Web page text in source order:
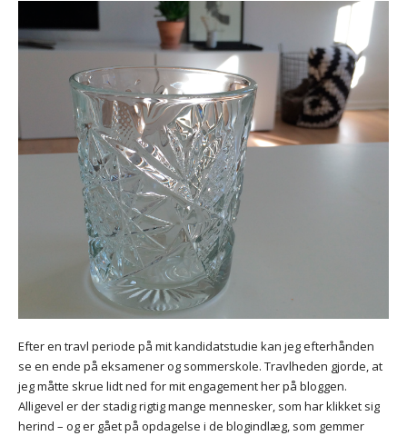
Efter en travl periode på mit kandidatstudie kan jeg efterhånden
se en ende på eksamener og sommerskole. Travlheden gjorde, at
jeg måtte skrue lidt ned for mit engagement her på bloggen.
Alligevel er der stadig rigtig mange mennesker, som har klikket sig
herind – og er gået på opdagelse i de blogindlæg, som gemmer